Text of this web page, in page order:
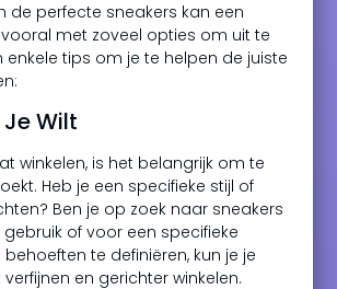
de perfecte sneakers kan een
met zoveel opties om uit te
enkele tips om je te helpen de juiste
Wilt
winkelen, is het belangrijk om te
Heb je een specifieke stijl of
Ben je op zoek naar sneakers
of voor een specifieke
te definiëren, kun je je
en gerichter winkelen.